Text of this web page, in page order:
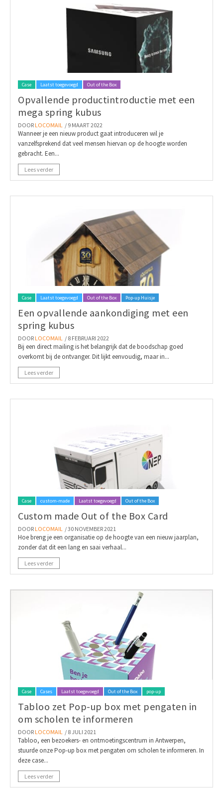
Case Laatst toegevoegd Out of the Box
Opvallende productintroductie met een
mega spring kubus
DOOR LOCOMAIL / 9 MAART 2022
Wanneer je een nieuw product gaat introduceren wil je
vanzelfsprekend dat veel mensen hiervan op de hoogte worden
gebracht. Een...
Lees verder
Case Laatst toegevoegd Out of the Box Pop-up Huisje
Een opvallende aankondiging met een
spring kubus
DOOR LOCOMAIL / 8 FEBRUARI 2022
Bij een direct mailing is het belangrijk dat de boodschap goed
overkomt bij de ontvanger. Dit lijkt eenvoudig, maar in...
Lees verder
Case custom-made Laatst toegevoegd Out of the Box
Custom made Out of the Box Card
DOOR LOCOMAIL / 30 NOVEMBER 2021
Hoe breng je een organisatie op de hoogte van een nieuw jaarplan,
zonder dat dit een lang en saai verhaal...
Lees verder
Case Cases Laatst toegevoegd Out of the Box pop-up
Tabloo zet Pop-up box met pengaten in
om scholen te informeren
DOOR LOCOMAIL / 8 JULI 2021
Tabloo, een bezoekers- en ontmoetingscentrum in Antwerpen,
stuurde onze Pop-up box met pengaten om scholen te informeren. In
deze case...
Lees verder